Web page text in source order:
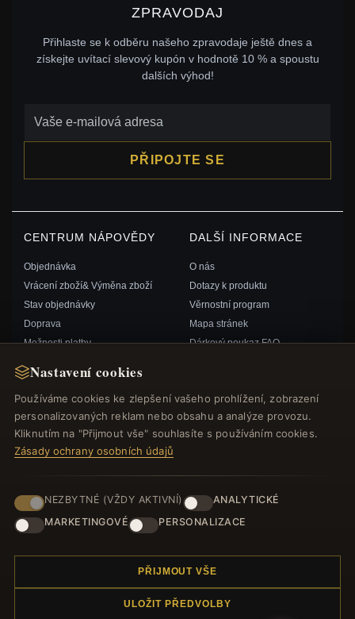
Nastavení cookies
Používáme cookies ke zlepšení vašeho prohlížení, zobrazení
personalizovaných reklam nebo obsahu a analýze provozu.
Kliknutím na "Přijmout vše" souhlasíte s používáním cookies.
Zásady ochrany osobních údajů
NEZBYTNÉ (VŽDY AKTIVNÍ)
ANALYTICKÉ
MARKETINGOVÉ
PERSONALIZACE
PŘIJMOUT VŠE
ULOŽIT PŘEDVOLBY
ZPRAVODAJ
Přihlaste se k odběru našeho zpravodaje ještě dnes a
získejte uvítací slevový kupón v hodnotě 10 % a spoustu
dalších výhod!
PŘIPOJTE SE
CENTRUM NÁPOVĚDY
Objednávka
Vrácení zboží& Výměna zboží
Stav objednávky
Doprava
Možnosti platby
Kontaktujte nás
DALŠÍ INFORMACE
O nás
Dotazy k produktu
Věrnostní program
Mapa stránek
Dárkový poukaz FAQ
RYCHLÉ ODKAZY
Nové produkty
Speciální nabídky
Blog
Recenze
Přihlásit se
SLEDUJTE NÁS